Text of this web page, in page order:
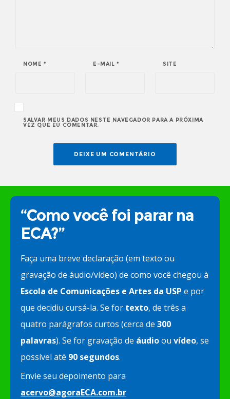
NOME * E-MAIL* SITE
SALVAR MEUS DADOS NESTE NAVEGADOR PARA A PRÓXIMA
VEZ QUE EU COMENTAR.
“Como você foi parar na
ECA?”
Faça uma breve declaração (em texto ou
gravação de áudio/vídeo) de como você chegou à
Escola de Comunicações e Artes da USP e por
que decidiu cursá-la. Se for texto, de três a
quatro parágrafos curtos (cerca de 300
palavras). Se for gravação de áudioou vídeo, se
possível até 90 segundos.
Envie seu depoimento para
acervo@agoraECA.com.br